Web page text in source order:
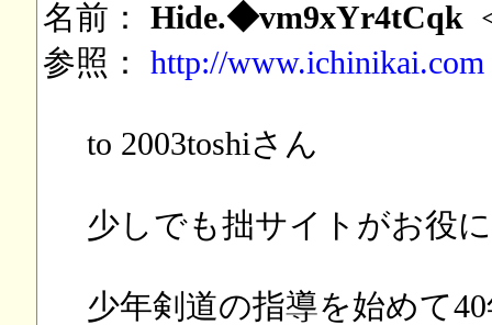
名前： Hide.◆vm9xYr4tCqk
参照： http://www.ichinikai.com
to 2003toshiさん
少しでも拙サイトがお役
少年剣道の指導を始めて